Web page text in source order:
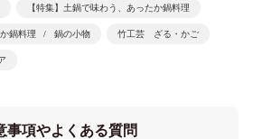
【特集】土鍋で味わう、あったか鍋料理
鍋料理 鍋の小物 竹工芸 ざる・かご
事項やよくある質問